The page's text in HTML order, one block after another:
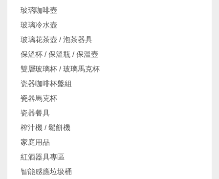
玻璃咖啡壺
玻璃冷水壺
玻璃花茶壺 / 泡茶器具
保溫杯 / 保溫瓶 / 保溫壺
雙層玻璃杯 / 玻璃馬克杯
瓷器咖啡杯盤組
瓷器馬克杯
瓷器餐具
榨汁機 / 鬆餅機
家庭用品
紅酒器具專區
智能感應垃圾桶